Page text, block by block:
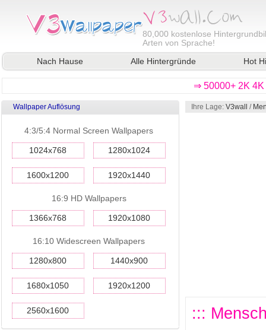
80,000 kostenlose
Arten von Sprache!
Nach Hause
Alle Hintergründe Hot
⇒ 50000+ 2K
Wallpaper Auflösung
4:3/5:4 Normal Screen Wallpapers
1024x768 1280x1024
1600x1200 1920x1440
16:9 HD Wallpapers
1366x768 1920x1080
16:10 Widescreen Wallpapers
1280x800 1440x900
1680x1050 1920x1200
2560x1600
Ihre Lage: V3wall /
:::